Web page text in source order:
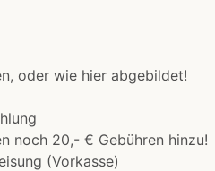
oder wie hier abgebildet!
noch 20,- € Gebühren hinzu!
(Vorkasse)